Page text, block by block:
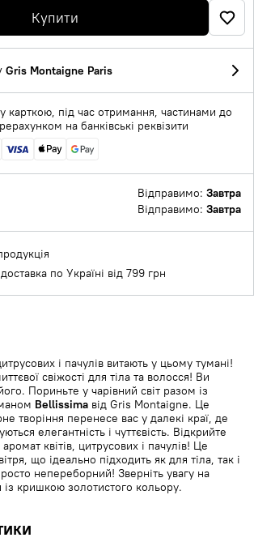
Купити
Gris Montaigne Paris
карткою, під час отримання, частинами до
на банківські реквізити
Відправимо: Завтра
Відправимо: Завтра
по Україні від 799 грн
і пачулів витають у цьому тумані!
свіжості для тіла та волосся! Ви
Пориньте у чарівний світ разом із
Bellissima від Gris Montaigne. Це
творіння перенесе вас у далекі краї, де
елегантність і чуттєвість. Відкрийте
квітів, цитрусових і пачулів! Це
що ідеально підходить як для тіла, так і
непереборний! Зверніть увагу на
кришкою золотистого кольору.